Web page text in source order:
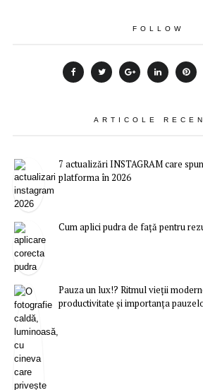
FOLLOW
ARTICOLE
7 actualizări INSTAGRAM care
platforma în 2026
Cum aplici pudra de față pentru
Pauza un lux!? Ritmul vieții
productivitate și importanța